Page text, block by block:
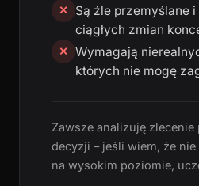
✕
Są źle przemyślane
ciągłych zmian
✕ Wymagają
których nie mogę
Zawsze analizuję zlecenie
decyzji – jeśli wiem, że
na wysokim poziomie,